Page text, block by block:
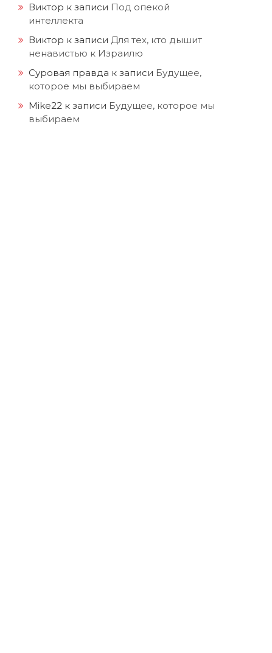
Виктор к записи Под опекой
интеллекта
Виктор к записи Для тех, кто дышит
ненавистью к Израилю
Суровая правда к записи Будущее,
которое мы выбираем
Mike22 к записи Будущее, которое мы
выбираем